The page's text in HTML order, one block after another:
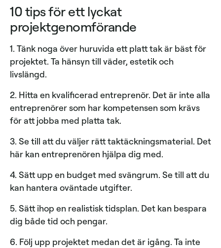
10 tips för ett lyckat
projektgenomförande
1. Tänk noga över huruvida ett platt tak är bäst för
projektet. Ta hänsyn till väder, estetik och
livslängd.
2. Hitta en kvalificerad entreprenör. Det är inte alla
entreprenörer som har kompetensen som krävs
för att jobba med platta tak.
3. Se till att du väljer rätt taktäckningsmaterial. Det
här kan entreprenören hjälpa dig med.
4. Sätt upp en budget med svängrum. Se till att du
kan hantera oväntade utgifter.
5. Sätt ihop en realistisk tidsplan. Det kan bespara
dig både tid och pengar.
6. Följ upp projektet medan det är igång. Ta inte